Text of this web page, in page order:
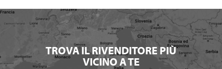
TROVA IL RIVENDITORE PIÙ
VICINO A TE